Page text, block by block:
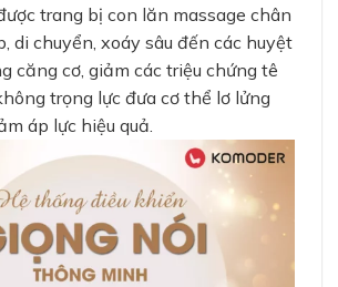
trang bị con lăn massage chân
di chuyển, xoáy sâu đến các huyệt
căng cơ, giảm các triệu chứng tê
trọng lực đưa cơ thể lơ lửng
áp lực hiệu quả.